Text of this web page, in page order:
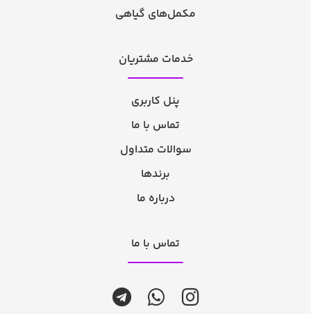
مکمل‌های گیاهی
خدمات مشتریان
پنل کاربری
تماس با ما
سوالات متداول
برندها
درباره ما
تماس با ما